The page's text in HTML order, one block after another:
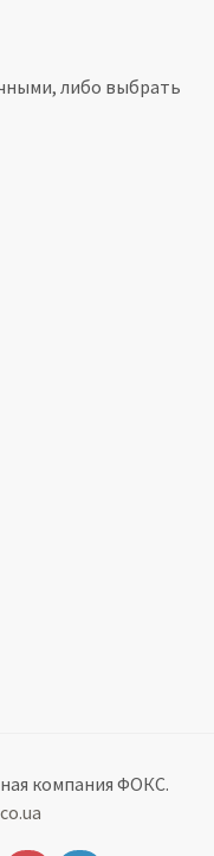
либо выбрать
компания ФОКС.